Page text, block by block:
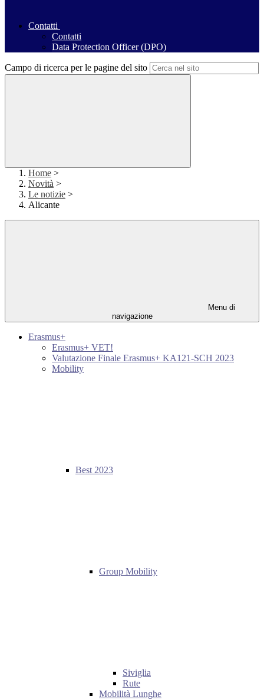
Contatti
Contatti
Data Protection Officer (DPO)
Campo di ricerca per le pagine del sito
Home >
Novità >
Le notizie >
Alicante
Menu di
navigazione
Erasmus+
Erasmus+ VET!
Valutazione Finale Erasmus+ KA121-SCH 2023
Mobility
Best 2023
Group Mobility
Siviglia
Rute
Mobilità Lunghe